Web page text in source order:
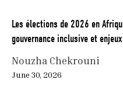
Les élections de 2026 en
gouvernance inclusive et
Nouzha Chekrouni
June 30, 2026